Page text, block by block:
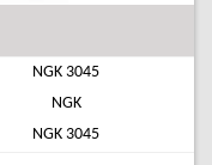
NGK 3045
NGK
NGK 3045